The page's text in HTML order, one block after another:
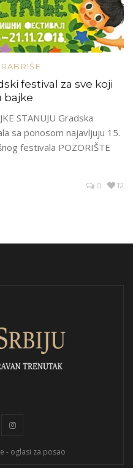
festival za sve koji
bajke
STANUJU Gradska
sa ponosom najavljuju 15.
festivala POZORIŠTE
0 12
- oglasi za posao